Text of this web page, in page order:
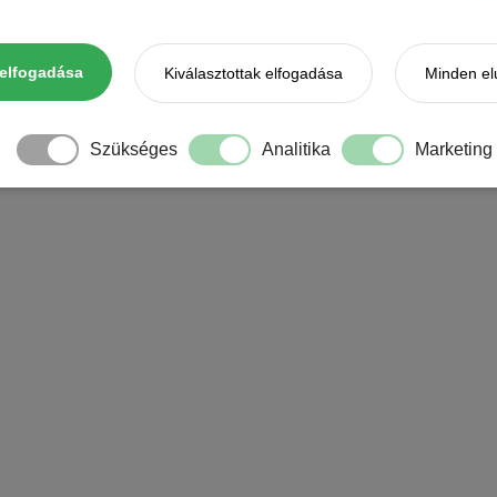
Kiválasztottak elfogadása Minden
Szükséges Analitika Marketing